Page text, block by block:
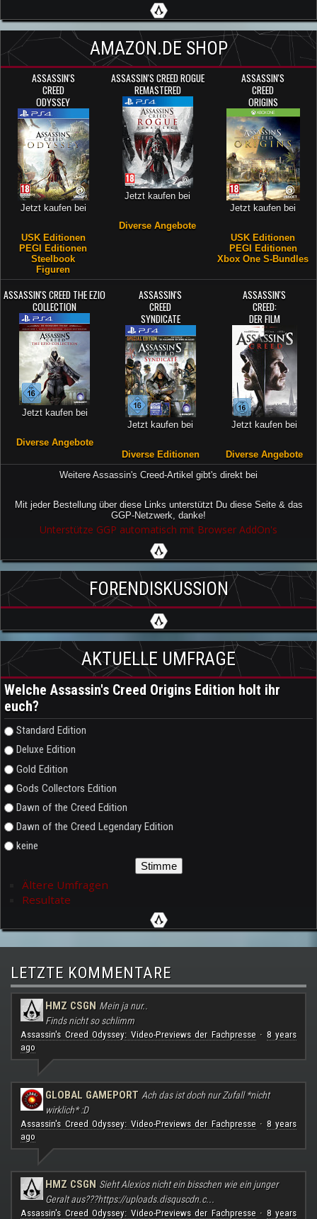
AMAZON.DE SHOP
ASSASSIN'S
CREED
ODYSSEY
Jetzt kaufen bei
USK Editionen
PEGI Editionen
Steelbook
Figuren
ASSASSIN'S CREED ROGUE
REMASTERED
Jetzt kaufen bei
Diverse Angebote
ASSASSIN'S
CREED
ORIGINS
Jetzt kaufen bei
USK Editionen
PEGI Editionen
Xbox One S-Bundles
ASSASSIN'S CREED THE EZIO
COLLECTION
Jetzt kaufen bei
Diverse Angebote
ASSASSIN'S
CREED
SYNDICATE
Jetzt kaufen bei
Diverse Editionen
ASSASSIN'S
CREED:
DER FILM
Jetzt kaufen bei
Diverse Angebote
Weitere Assassin's Creed-Artikel gibt's direkt bei
Mit jeder Bestellung über diese Links unterstützt Du diese Seite & das
GGP-Netzwerk, danke!
Unterstütze GGP automatisch mit Browser AddOn's
FORENDISKUSSION
AKTUELLE UMFRAGE
Welche Assassin's Creed Origins Edition holt ihr
euch?
Auswahlmöglichkeiten
Standard Edition
Deluxe Edition
Gold Edition
Gods Collectors Edition
Dawn of the Creed Edition
Dawn of the Creed Legendary Edition
keine
Ältere Umfragen
Resultate
LETZTE KOMMENTARE
HMZ CSGN Mein ja nur..
Finds nicht so schlimm
Assassin's Creed Odyssey: Video-Previews der Fachpresse· 8 years
ago
GLOBAL GAMEPORT Ach das ist doch nur Zufall *nicht
wirklich* :D
Assassin's Creed Odyssey: Video-Previews der Fachpresse· 8 years
ago
HMZ CSGN Sieht Alexios nicht ein bisschen wie ein junger
Geralt aus???https://uploads.disquscdn.c...
Assassin's Creed Odyssey: Video-Previews der Fachpresse· 8 years